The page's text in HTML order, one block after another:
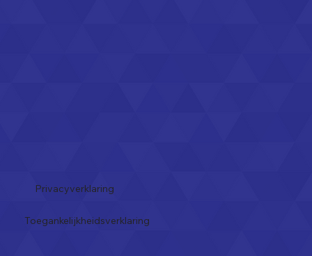
Privacyverklaring
Toegankelijkheidsverklaring